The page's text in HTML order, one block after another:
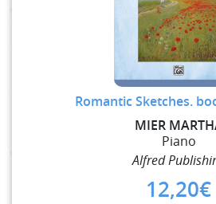
Romantic Sketches.
MIER
Piano
Alfred
12,20€